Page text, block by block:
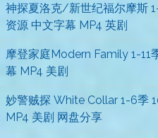
神探夏洛克/新世纪福尔摩斯
资源 中文字幕 MP4 英剧
摩登家庭Modern Family 1-11
幕 MP4 美剧
妙警贼探 White Collar 1-6季
MP4 美剧 网盘分享